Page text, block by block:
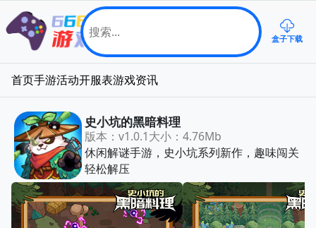
盒子下载
首页手游活动开服表游戏资讯
史小坑的黑暗料理
版本：v1.0.1大小：4.76Mb
休闲解谜手游，史小坑系列新作，趣味闯关
轻松解压